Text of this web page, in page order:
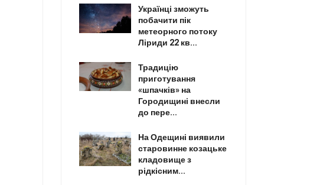
Українці зможуть
побачити пік
метеорного потоку
Ліриди 22 кв...
Традицію
приготування
«шпачків» на
Городищині внесли
до пере...
На Одещині виявили
старовинне козацьке
кладовище з
рідкісним...